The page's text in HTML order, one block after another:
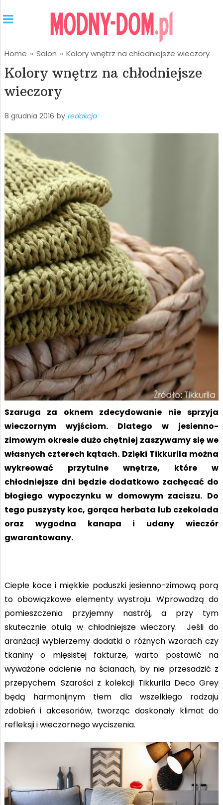
Home » Salon » Kolory wnętrz na chłodniejsze wieczory
Kolory wnętrz na chłodniejsze
wieczory
8 grudnia 2016 by redakcja
Szaruga za oknem zdecydowanie nie sprzyja
wieczornym wyjściom. Dlatego w jesienno-
zimowym okresie dużo chętniej zaszywamy się we
własnych czterech kątach. Dzięki Tikkurila można
wykreować przytulne wnętrze, które w
chłodniejsze dni będzie dodatkowo zachęcać do
błogiego wypoczynku w domowym zaciszu. Do
tego puszysty koc, gorąca herbata lub czekolada
oraz wygodna kanapa i udany wieczór
gwarantowany.
Ciepłe koce i miękkie poduszki jesienno-zimową porą
to obowiązkowe elementy wystroju. Wprowadzą do
pomieszczenia przyjemny nastrój, a przy tym
skutecznie otulą w chłodniejsze wieczory. Jeśli do
aranżacji wybierzemy dodatki o różnych wzorach czy
tkaniny o mięsistej fakturze, warto postawić na
wyważone odcienie na ścianach, by nie przesadzić z
przepychem. Szarości z kolekcji Tikkurila Deco Grey
będą harmonijnym tłem dla wszelkiego rodzaju
zdobień i akcesoriów, tworząc doskonały klimat do
refleksji i wieczornego wyciszenia.